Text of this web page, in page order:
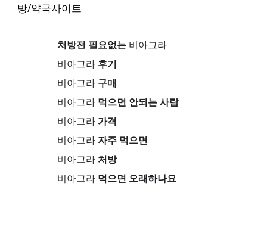
방/약국사이트
처방전 필요없는 비아그라
비아그라 후기
비아그라 구매
비아그라 먹으면 안되는 사람
비아그라 가격
비아그라자주 먹으면
비아그라 처방
비아그라 먹으면 오래하나요